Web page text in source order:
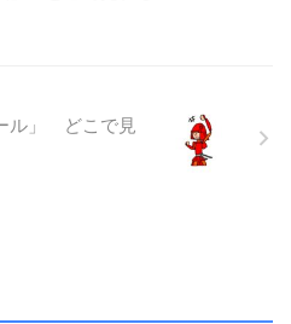
ル」 どこで見